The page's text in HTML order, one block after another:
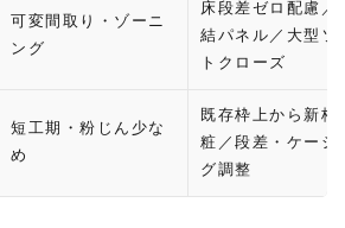
可変間取り・ゾーニ
ング
床段差ゼロ配慮／
結パネル／大型ソ
トクローズ
短工期・粉じん少な
め
既存枠上から新枠
粧／段差・ケーシ
グ調整